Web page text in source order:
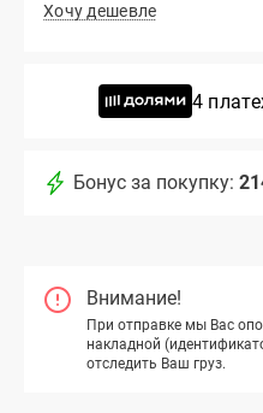
Хочу дешевле
4
Бонус за покупку:
Внимание!
При отправке мы Вас
накладной
отследить Ваш груз.